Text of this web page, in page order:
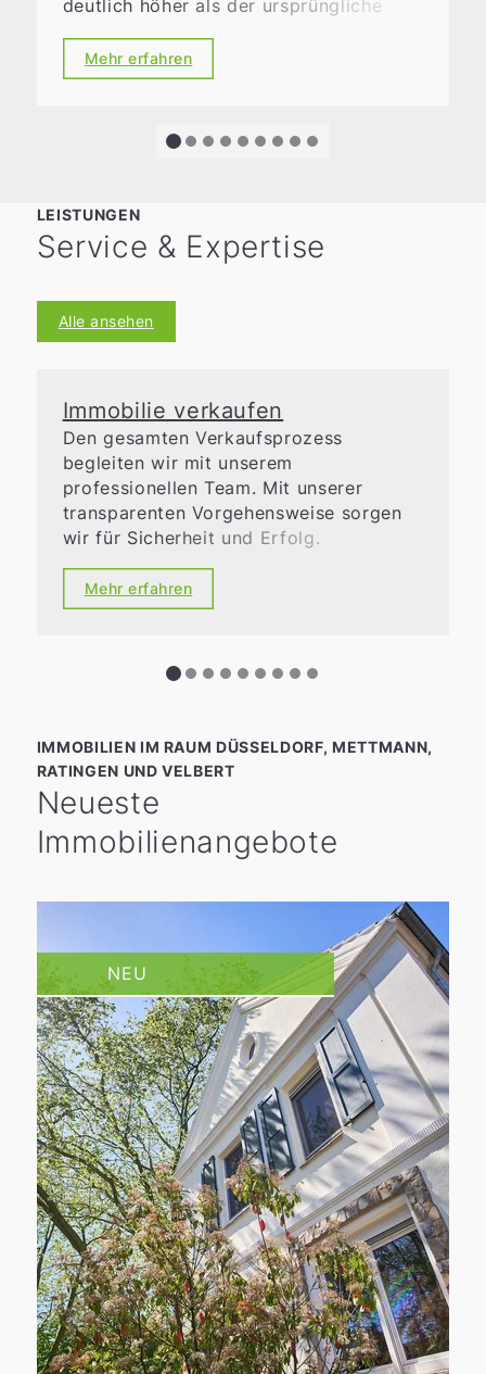
deutlich höher als der ursprüngliche
über einen beträchtlichen Verkaufserlös.
Doch bevor Sie diesen realisiern,
Veräußerungsgewinn möglicherweise
versteuert werden muss. Genau hier
Spekulationsfrist ins Spiel.
Mehr erfahren
LEISTUNGEN
Service & Expertise
Alle ansehen
Immobilie verkaufen
Den gesamten Verkaufsprozess
begleiten wir mit unserem
professionellen Team. Mit unserer
transparenten Vorgehensweise sorgen
wir für Sicherheit und Erfolg.
Mehr erfahren
IMMOBILIEN IM RAUM DÜSSELDORF, METTMANN,
RATINGEN UND VELBERT
Neueste
Immobilienangebote
NEU